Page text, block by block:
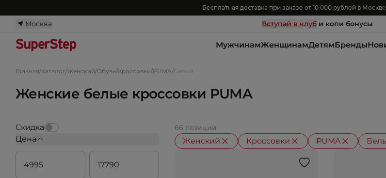
Бесплатная доставка при заказе от 10 000 рублей в
Москва Вступай в клуб и копи бонусы
МужчинамЖенщинамДетямБренды
Главная/Каталог/Женский/Обувь/Кроссовки/PUMA/Белый
Женские белые кроссовки PUMA
Скидка
Цена
66 позиций
Женский
Кроссовки PUMA